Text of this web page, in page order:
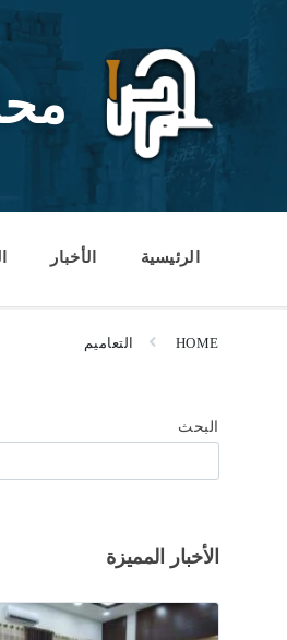
content
الرئيسية الأخبار
HOME التعاميم
البحث
الأخبار المميزة